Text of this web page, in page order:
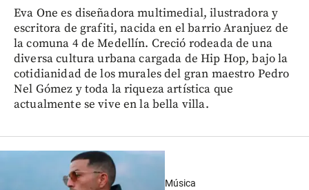
Eva One es diseñadora multimedial, ilustradora y
escritora de grafiti, nacida en el barrio Aranjuez de
la comuna 4 de Medellín. Creció rodeada de una
diversa cultura urbana cargada de Hip Hop, bajo la
cotidianidad de los murales del gran maestro Pedro
Nel Gómez y toda la riqueza artística que
actualmente se vive en la bella villa.
Música